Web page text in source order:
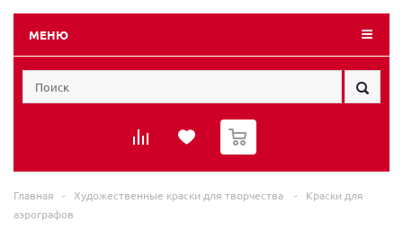
МЕНЮ
0
Главная - Художественные краски для творчества -
Краски для
аэрографов